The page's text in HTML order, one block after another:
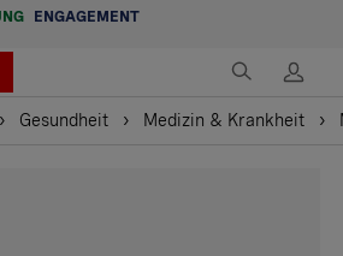
ENGAGEMENT
Gesundheit Medizin & Krankheit